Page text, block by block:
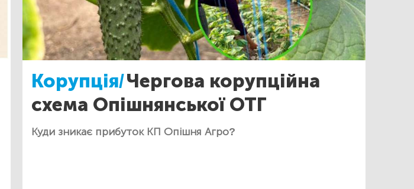
Корупція/Чергова корупційна
схема Опішнянської ОТГ
Куди зникає прибуток КП Опішня Агро?